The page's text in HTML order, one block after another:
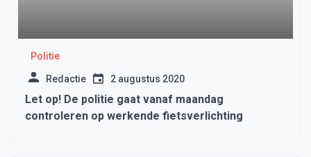
Politie
Redactie 2 augustus 2020
Let op! De politie gaat vanaf maandag
controleren op werkende fietsverlichting